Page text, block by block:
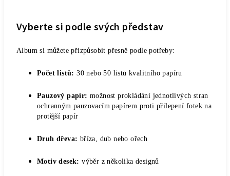
Vyberte si podle svých představ
Album si můžete přizpůsobit přesně podle potřeby:
Počet listů: 30 nebo 50 listů kvalitního papíru
Pauzový papír: možnost prokládání jednotlivých stran
ochranným pauzovacím papírem proti přilepení fotek na
protější papír
Druh dřeva: bříza, dub nebo ořech
Motiv desek: výběr z několika designů